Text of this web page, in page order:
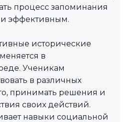
процесс запоминания
эффективным.
исторические
в
Ученикам
в различных
принимать решения и
своих действий.
навыки социальной